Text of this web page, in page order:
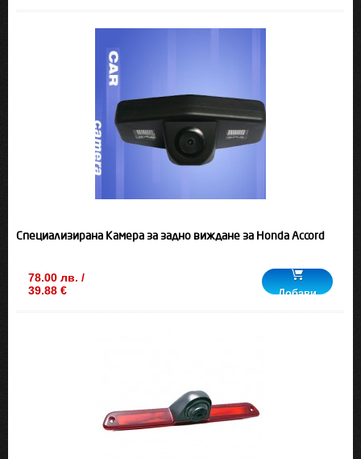
Специализирана Камера за задно виждане за Honda Accord
78.00 лв. /
39.88 €
Добави